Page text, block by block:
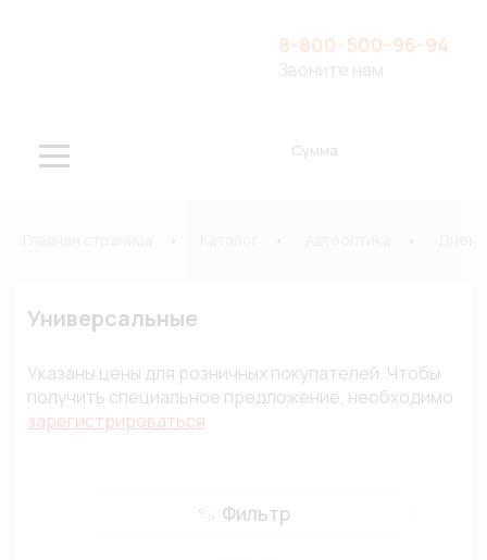
8-800-500-96-94
Звоните нам
Сумма
Универсальные
Указаны цены для розничных покупателей. Чтобы
получить специальное предложение, необходимо
зарегистрироваться
Фильтр